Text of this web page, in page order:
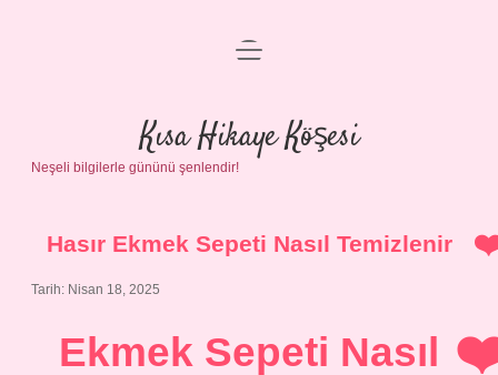
Anasayfa
Gizlilik Politikası
Yasal Uyarı
menüyü
Kısa Hikaye Köşesi
Neşeli bilgilerle gününü şenlendir!
Hasır Ekmek Sepeti Nasıl Temizlenir
Tarih: Nisan 18, 2025
Ekmek Sepeti Nasıl